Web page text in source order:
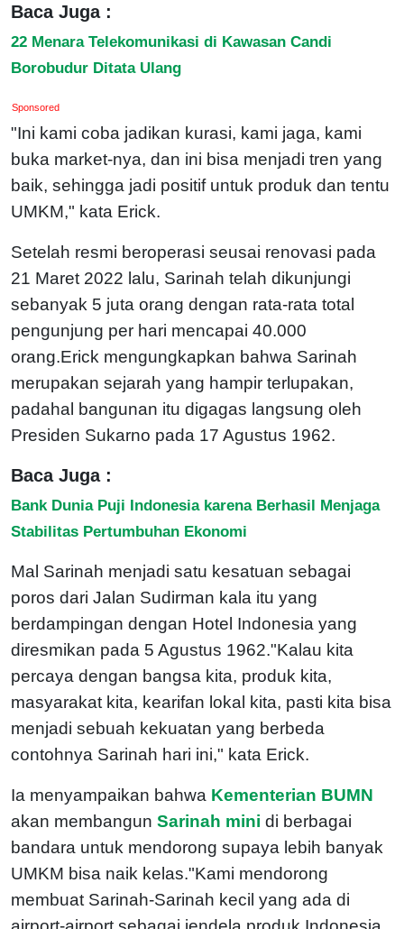
Baca Juga :
22 Menara Telekomunikasi di Kawasan Candi
Borobudur Ditata Ulang
Sponsored
"Ini kami coba jadikan kurasi, kami jaga, kami
buka market-nya, dan ini bisa menjadi tren yang
baik, sehingga jadi positif untuk produk dan tentu
UMKM," kata Erick.
Setelah resmi beroperasi seusai renovasi pada
21 Maret 2022 lalu, Sarinah telah dikunjungi
sebanyak 5 juta orang dengan rata-rata total
pengunjung per hari mencapai 40.000
orang.Erick mengungkapkan bahwa Sarinah
merupakan sejarah yang hampir terlupakan,
padahal bangunan itu digagas langsung oleh
Presiden Sukarno pada 17 Agustus 1962.
Baca Juga :
Bank Dunia Puji Indonesia karena Berhasil Menjaga
Stabilitas Pertumbuhan Ekonomi
Mal Sarinah menjadi satu kesatuan sebagai
poros dari Jalan Sudirman kala itu yang
berdampingan dengan Hotel Indonesia yang
diresmikan pada 5 Agustus 1962."Kalau kita
percaya dengan bangsa kita, produk kita,
masyarakat kita, kearifan lokal kita, pasti kita bisa
menjadi sebuah kekuatan yang berbeda
contohnya Sarinah hari ini," kata Erick.
Ia menyampaikan bahwa Kementerian BUMN
akan membangun Sarinah mini di berbagai
bandara untuk mendorong supaya lebih banyak
UMKM bisa naik kelas."Kami mendorong
membuat Sarinah-Sarinah kecil yang ada di